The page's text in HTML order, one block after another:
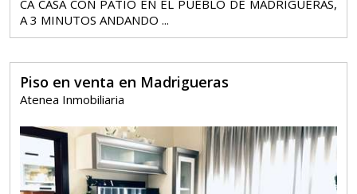
CA CASA CON PATIO EN EL PUEBLO DE MADRIGUERAS,
A 3 MINUTOS ANDANDO ...
Piso en venta en Madrigueras
Atenea Inmobiliaria